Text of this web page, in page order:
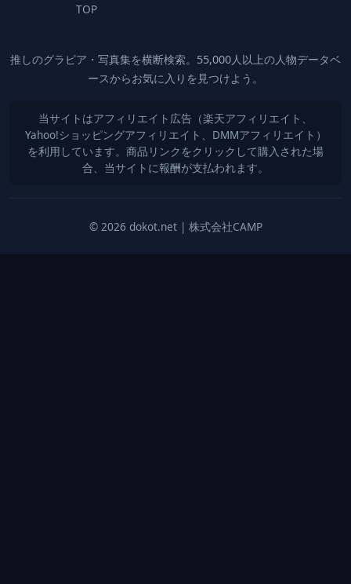
TOP
推しのグラビア・写真集を横断検索。55,000人以上の人物データベ
ースからお気に入りを見つけよう。
当サイトはアフィリエイト広告（楽天アフィリエイト、
Yahoo!ショッピングアフィリエイト、DMMアフィリエイト）
を利用しています。商品リンクをクリックして購入された場
合、当サイトに報酬が支払われます。
© 2026 dokot.net | 株式会社CAMP